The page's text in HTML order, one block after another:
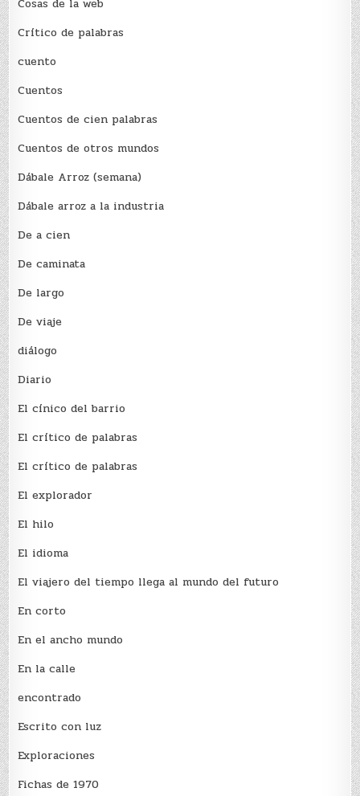
Crítico de palabras
cuento
Cuentos
Cuentos de cien palabras
Cuentos de otros mundos
Dábale Arroz (semana)
Dábale arroz a la industria
De a cien
De caminata
De largo
De viaje
diálogo
Diario
El cínico del barrio
El crí­tico de palabras
El crí­tico de palabras
El explorador
El hilo
El idioma
El viajero del tiempo llega al mundo del futuro
En corto
En el ancho mundo
En la calle
encontrado
Escrito con luz
Exploraciones
Fichas de 1970